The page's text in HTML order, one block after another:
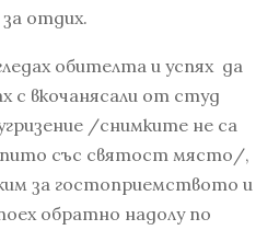
отдих.
обителта и успях да
с вкочанясали от студ
/снимките не са
със святост място/,
за гостоприемството и
обратно надолу по